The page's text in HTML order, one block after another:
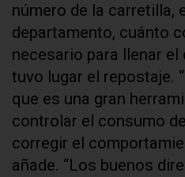
número de la carretilla,
departamento, cuánto
necesario para llenar
tuvo lugar el repostaje.
que es una gran
controlar el consumo
corregir el
añade. “Los buenos